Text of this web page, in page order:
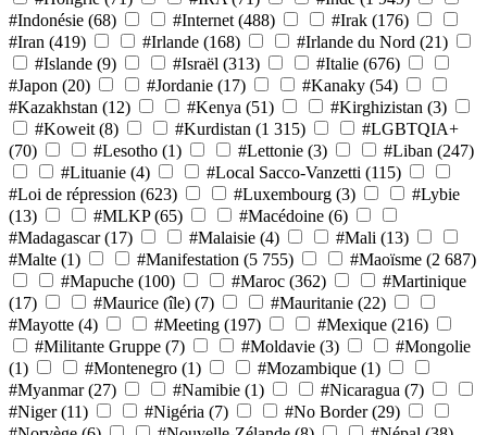
#Indonésie (68) #Internet (488) #Irak (176)
#Iran (419) #Irlande (168) #Irlande du Nord (21)
#Islande (9) #Israël (313) #Italie (676)
#Japon (20) #Jordanie (17) #Kanaky (54)
#Kazakhstan (12) #Kenya (51) #Kirghizistan (3)
#Koweit (8) #Kurdistan (1 315)
#LGBTQIA+
(70)
#Lesotho (1) #Lettonie (3) #Liban (247)
#Lituanie (4) #Local Sacco-Vanzetti (115)
#Loi de répression (623) #Luxembourg (3)
#Lybie
(13)
#MLKP (65) #Macédoine (6)
#Madagascar (17) #Malaisie (4) #Mali (13)
#Malte (1) #Manifestation (5 755) #Maoïsme (2 687)
#Mapuche (100) #Maroc (362)
#Martinique
(17)
#Maurice (île) (7) #Mauritanie (22)
#Mayotte (4) #Meeting (197) #Mexique (216)
#Militante Gruppe (7) #Moldavie (3)
#Mongolie
(1)
#Montenegro (1) #Mozambique (1)
#Myanmar (27) #Namibie (1) #Nicaragua (7)
#Niger (11) #Nigéria (7) #No Border (29)